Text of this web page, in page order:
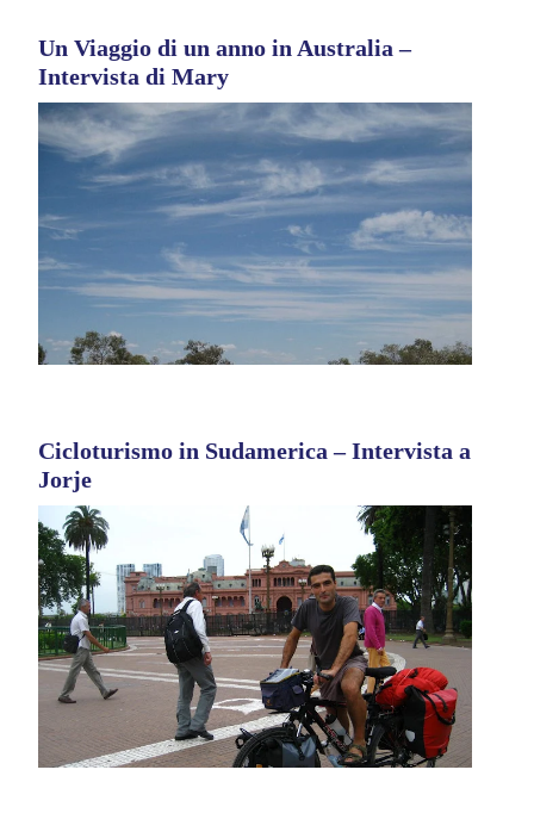
Un Viaggio di un anno in Australia –
Intervista di Mary
Cicloturismo in Sudamerica – Intervista a
Jorje